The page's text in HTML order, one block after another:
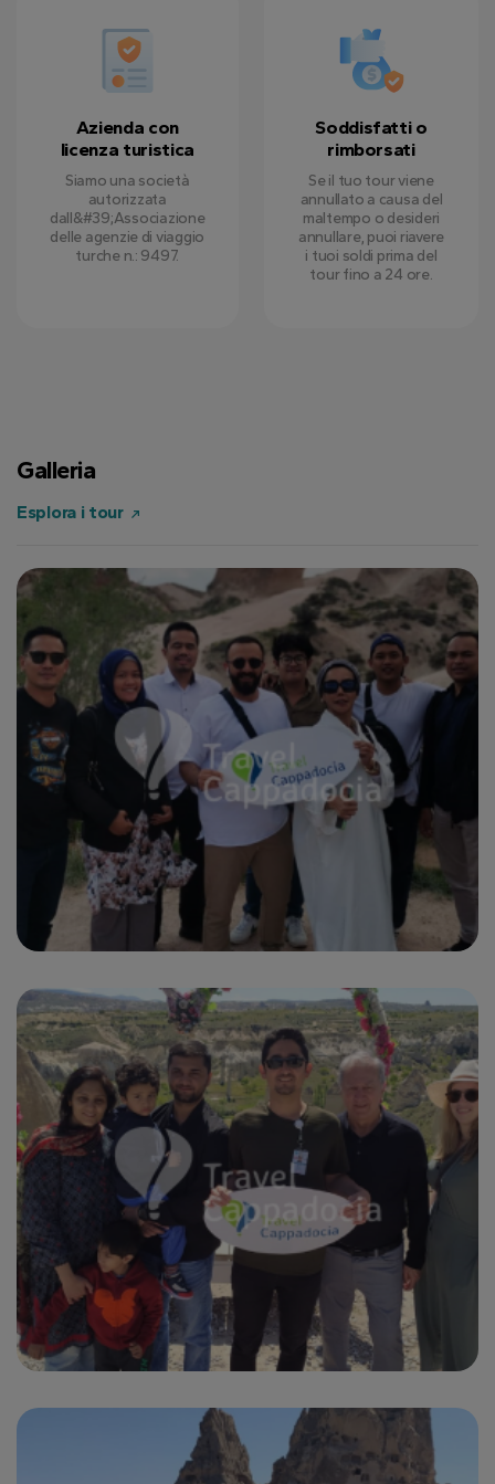
Azienda con
licenza turistica
Siamo una società
autorizzata
dall&#39;Associazione
delle agenzie di viaggio
turche n.: 9497.
Soddisfatti o
rimborsati
Se il tuo tour viene
annullato a causa del
maltempo o desideri
annullare, puoi riavere
i tuoi soldi prima del
tour fino a 24 ore.
Galleria
Esplora i tour